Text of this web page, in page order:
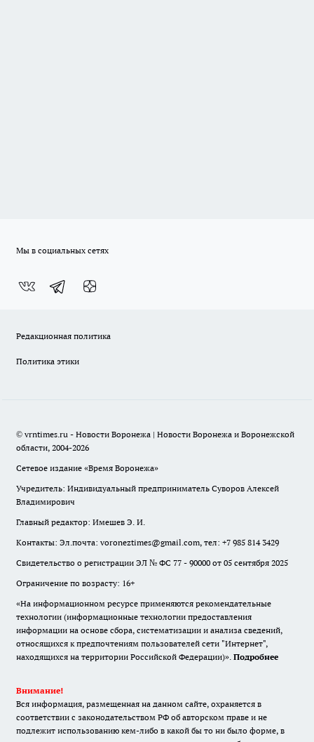
Мы в социальных сетях
Редакционная политика
Политика этики
© vrntimes.ru - Новости Воронежа | Новости Воронежа и Воронежской
области, 2004-2026
Сетевое издание «Время Воронежа»
Учредитель: Индивидуальный предприниматель Суворов Алексей
Владимирович
Главный редактор: Имешев Э. И.
Контакты: Эл.почта: voroneztimes@gmail.com, тел: +7 985 814 3429
Свидетельство о регистрации ЭЛ № ФС 77 - 90000 от 05 сентября 2025
Ограничение по возрасту: 16+
«На информационном ресурсе применяются рекомендательные
технологии (информационные технологии предоставления
информации на основе сбора, систематизации и анализа сведений,
относящихся к предпочтениям пользователей сети "Интернет",
находящихся на территории Российской Федерации)». Подробнее
Внимание!
Вся информация, размещенная на данном сайте, охраняется в
соответствии с законодательством РФ об авторском праве и не
подлежит использованию кем-либо в какой бы то ни было форме, в